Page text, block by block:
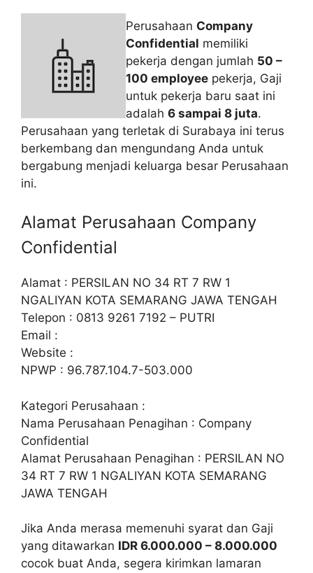
Perusahaan Company
Confidential memiliki
pekerja dengan jumlah 50 –
100 employee pekerja, Gaji
untuk pekerja baru saat ini
adalah 6 sampai 8 juta.
Perusahaan yang terletak di Surabaya ini terus
berkembang dan mengundang Anda untuk
bergabung menjadi keluarga besar Perusahaan
ini.
Alamat Perusahaan Company
Confidential
Alamat : PERSILAN NO 34 RT 7 RW 1
NGALIYAN KOTA SEMARANG JAWA TENGAH
Telepon : 0813 9261 7192 – PUTRI
Email :
Website :
NPWP : 96.787.104.7-503.000
Kategori Perusahaan :
Nama Perusahaan Penagihan : Company
Confidential
Alamat Perusahaan Penagihan : PERSILAN NO
34 RT 7 RW 1 NGALIYAN KOTA SEMARANG
JAWA TENGAH
Jika Anda merasa memenuhi syarat dan Gaji
yang ditawarkan IDR 6.000.000 – 8.000.000
cocok buat Anda, segera kirimkan lamaran